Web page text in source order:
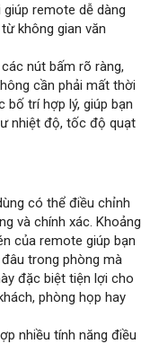
remote dễ dàng
không gian văn
nút bấm rõ ràng,
cần phải mất thời
bố trí hợp lý, giúp bạn
nhiệt độ, tốc độ quạt
có thể điều chỉnh
và chính xác. Khoảng
của remote giúp bạn
trong phòng mà
đặc biệt tiện lợi cho
phòng họp hay
nhiều tính năng điều